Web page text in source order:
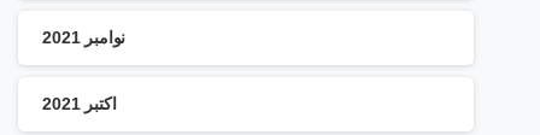
نوامبر 2021
اکتبر 2021